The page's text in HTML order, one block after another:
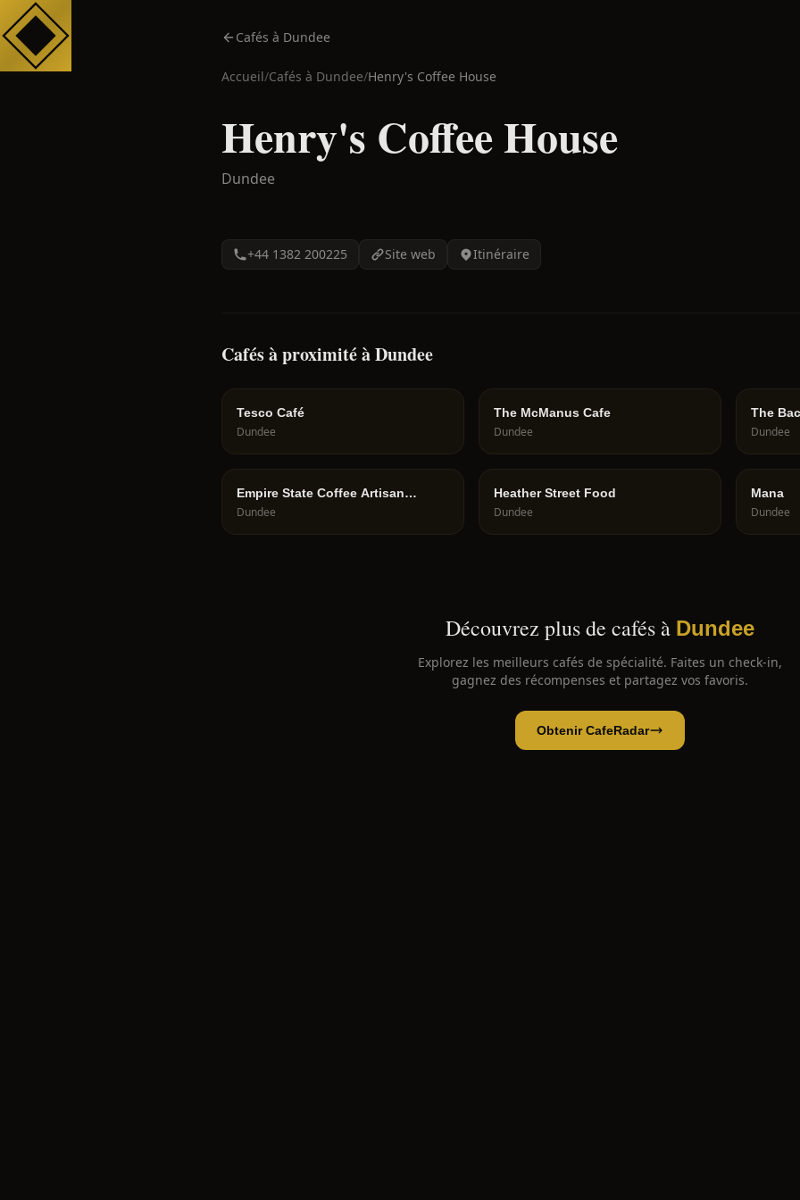
Cafés à Dundee
Accueil/Cafés à Dundee/Henry's Coffee House
Henry's Coffee House
Dundee
+44 1382 200225 Site web Itinéraire
Cafés à proximité à Dundee
Tesco Café
Dundee
The McManus Cafe
Dundee
The
Dundee
Empire State Coffee Artisan
Roasters
Dundee
Heather Street Food
Dundee
Mana
Dundee
Découvrez plus de cafés à Dundee
Explorez les meilleurs cafés de spécialité. Faites un check-in,
gagnez des récompenses et partagez vos favoris.
Obtenir CafeRadar